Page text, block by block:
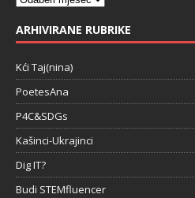
ARHIVIRANE RUBRIKE
Kći Taj(nina)
PoetesAna
P4C&SDGs
Kašinci-Ukrajinci
Dig IT?
Budi STEMfluencer